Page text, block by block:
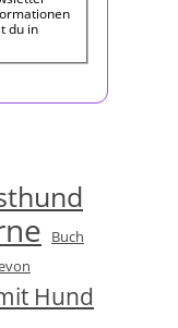
du in
Buch
Hund